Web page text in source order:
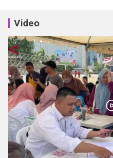
Video